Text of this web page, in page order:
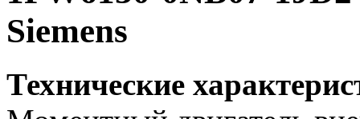
Siemens
Технические